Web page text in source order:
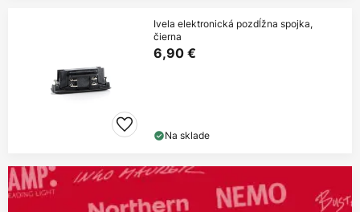
Ivela elektronická pozdĺžna spojka,
čierna
6,90 €
Na sklade